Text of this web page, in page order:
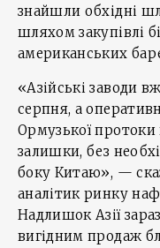
знайшли обхідні
шляхом закупівлі
американських
«Азійські заводи
серпня, а
Ормузької
залишки, без
боку Китаю», —
аналітик ринку
Надлишок Азії
вигідним продаж